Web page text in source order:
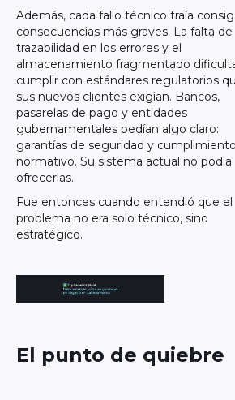
Además, cada fallo técnico traía
consecuencias más graves. La falta de
trazabilidad en los errores y el
almacenamiento fragmentado
cumplir con estándares regulatorios
sus nuevos clientes exigían. Bancos,
pasarelas de pago y entidades
gubernamentales pedían algo claro:
garantías de seguridad y cumplimiento
normativo. Su sistema actual no podía
ofrecerlas.
Fue entonces cuando entendió que el
problema no era solo técnico, sino
estratégico.
El punto de quiebre